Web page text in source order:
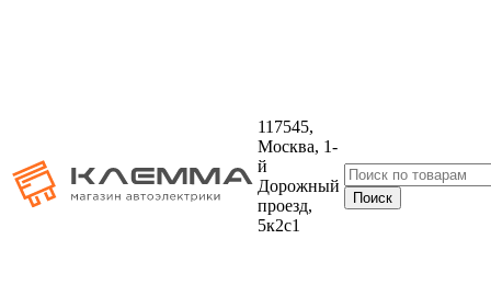
117545,
Москва, 1-
й
Дорожный
проезд,
5к2с1